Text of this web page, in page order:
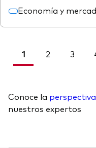
Economía y
1 2 3
Conoce la
nuestros expertos